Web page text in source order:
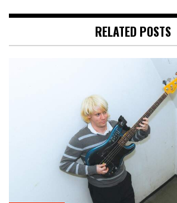
RELATED POSTS